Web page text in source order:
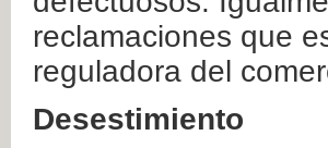
reclamaciones que
reguladora del
Desestimiento